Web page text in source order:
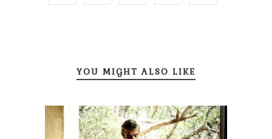
YOU MIGHT ALSO LIKE